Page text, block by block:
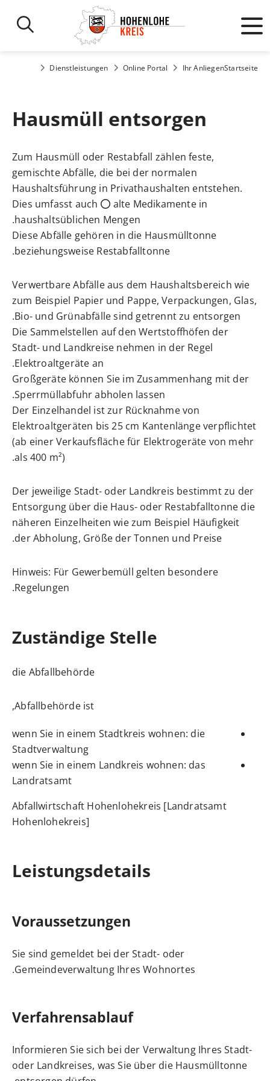
Startseite
Ihr Anliegen
Online Portal
Dienstleistungen
Hausmüll entsorgen
Zum Hausmüll oder Restabfall zählen feste,
gemischte Abfälle, die bei der normalen
Haushaltsführung in Privathaushalten entstehen.
Dies umfasst auch
alte Medikamentein
haushaltsüblichen Mengen.
Diese Abfälle gehören in die Hausmülltonne
beziehungsweise Restabfalltonne.
Verwertbare Abfälle aus dem Haushaltsbereich wie
zum Beispiel Papier und Pappe, Verpackungen, Glas,
Bio- und Grünabfälle sind getrennt zu entsorgen.
Die Sammelstellen auf den Wertstoffhöfen der
Stadt- und Landkreise nehmen in der Regel
Elektroaltgeräte an.
Großgeräte können Sie im Zusammenhang mit der
Sperrmüllabfuhr abholen lassen.
Der Einzelhandel ist zur Rücknahme von
Elektroaltgeräten bis 25 cm Kantenlänge verpflichtet
(ab einer Verkaufsfläche für Elektrogeräte von mehr
als 400 m²).
Der jeweilige Stadt- oder Landkreis bestimmt zu der
Entsorgung über die Haus- oder Restabfalltonne die
näheren Einzelheitenwie zum Beispiel Häufigkeit
der Abholung, Größe der Tonnen und Preise.
Hinweis: Für Gewerbemüll gelten besondere
Regelungen.
Zuständige Stelle
die Abfallbehörde
Abfallbehörde ist,
wenn Sie in einem Stadtkreis wohnen: die
Stadtverwaltung
wenn Sie in einem Landkreis wohnen: das
Landratsamt
Abfallwirtschaft Hohenlohekreis [Landratsamt
Hohenlohekreis]
Leistungsdetails
Voraussetzungen
Sie sind gemeldet bei der Stadt- oder
Gemeindeverwaltung Ihres Wohnortes.
Verfahrensablauf
Informieren Sie sich bei der Verwaltung Ihres Stadt-
oder Landkreises, was Sie über die Hausmülltonne